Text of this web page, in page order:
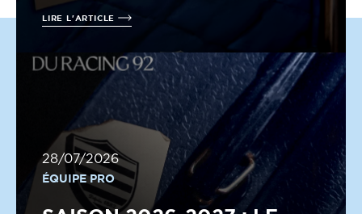
LIRE L'ARTICLE
28/07/2026
ÉQUIPE PRO